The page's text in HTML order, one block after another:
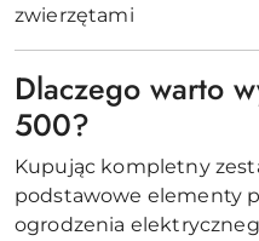
zwierzętami
Dlaczego warto
500?
Kupując kompletny
podstawowe elementy
ogrodzenia